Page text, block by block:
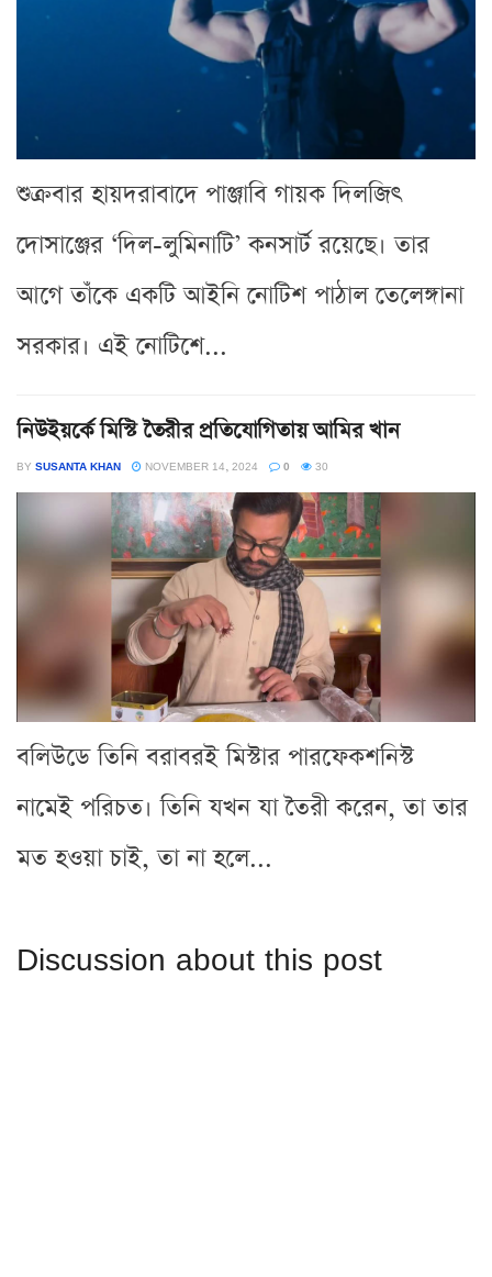
শুক্রবার হায়দরাবাদে পাঞ্জাবি গায়ক দিলজিৎ
দোসাঞ্জের ‘দিল-লুমিনাটি’ কনসার্ট রয়েছে। তার
আগে তাঁকে একটি আইনি নোটিশ পাঠাল তেলেঙ্গানা
সরকার। এই নোটিশে...
নিউইয়র্কে মিস্টি তৈরীর প্রতিযোগিতায় আমির খান
BY SUSANTA KHAN NOVEMBER 14, 2024 0 30
বলিউডে তিনি বরাবরই মিস্টার পারফেকশনিস্ট
নামেই পরিচত। তিনি যখন যা তৈরী করেন, তা তার
মত হওয়া চাই, তা না হলে...
Discussion about this post